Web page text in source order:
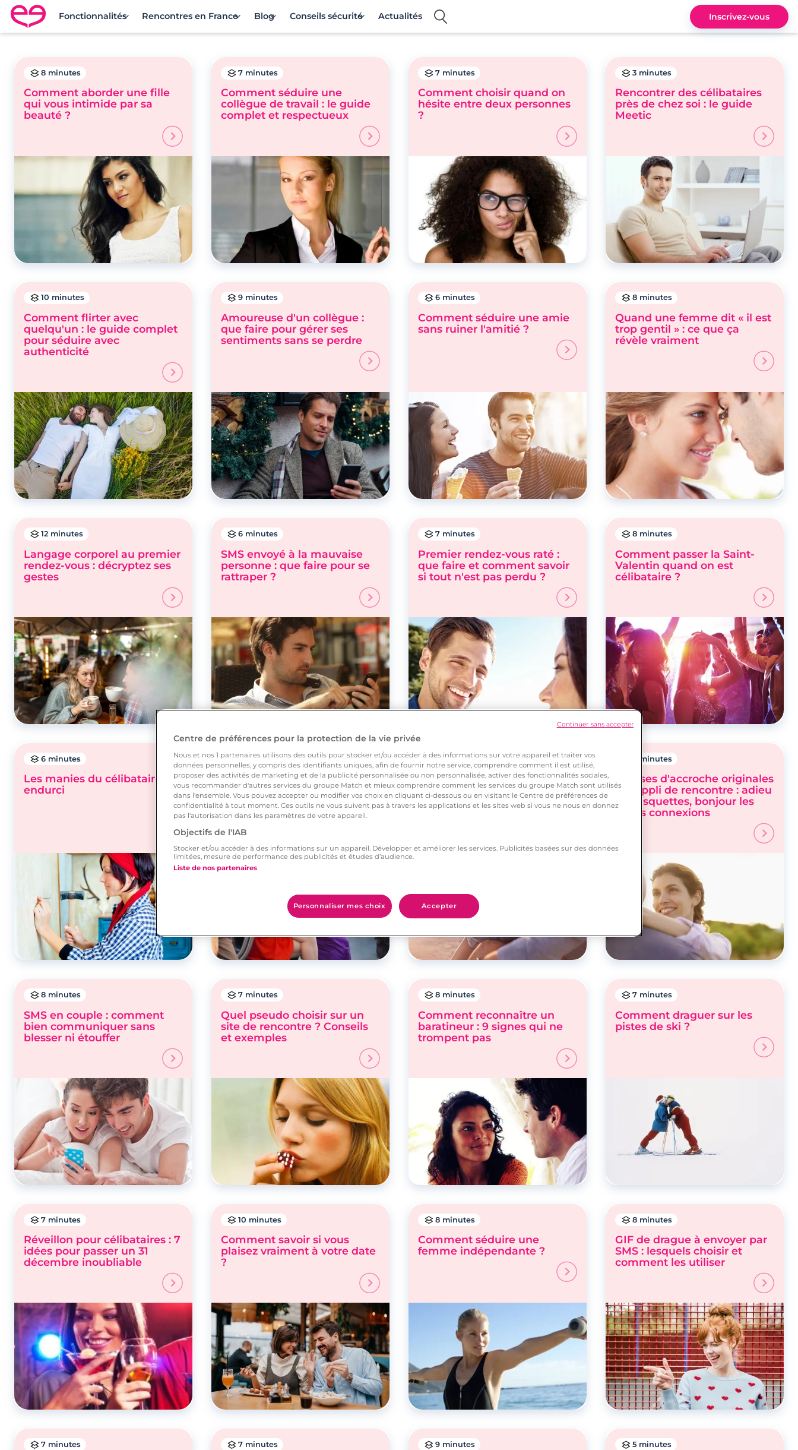
Rencontre en France avec Meetic
Fonctionnalités Rencontres en France Blog Conseils sécurité Actualités Inscrivez-vous
8 minutes
Comment aborder une fille
qui vous intimide par sa
beauté ?
7 minutes
Comment séduire une
collègue de travail : le guide
complet et respectueux
7 minutes
Comment choisir quand on
hésite entre deux personnes
?
3 minutes
Rencontrer des célibataires
près de chez soi : le guide
Meetic
10 minutes
Comment flirter avec
quelqu'un : le guide complet
pour séduire avec
authenticité
9 minutes
Amoureuse d'un collègue :
que faire pour gérer ses
sentiments sans se perdre
6 minutes
Comment séduire une amie
sans ruiner l'amitié ?
8 minutes
Quand une femme dit « il est
trop gentil » : ce que ça
révèle vraiment
12 minutes
Langage corporel au premier
rendez-vous : décryptez ses
gestes
6 minutes
SMS envoyé à la mauvaise
personne : que faire pour se
rattraper ?
7 minutes
Premier rendez-vous raté :
que faire et comment savoir
si tout n'est pas perdu ?
8 minutes
Comment passer la Saint-
Valentin quand on est
célibataire ?
6 minutes
Les manies du célibataire
endurci
8 minutes
Comment draguer dans le
métro : guide pratique et
respectueux
10 minutes
Comment faire une
déclaration d'amour réussie ?
8 minutes
Phrases d'accroche originales
sur appli de rencontre : adieu
les disquettes, bonjour les
vraies connexions
8 minutes
SMS en couple : comment
bien communiquer sans
blesser ni étouffer
7 minutes
Quel pseudo choisir sur un
site de rencontre ? Conseils
et exemples
8 minutes
Comment reconnaître un
baratineur : 9 signes qui ne
trompent pas
7 minutes
Comment draguer sur les
pistes de ski ?
7 minutes
Réveillon pour célibataires : 7
idées pour passer un 31
décembre inoubliable
10 minutes
Comment savoir si vous
plaisez vraiment à votre date
?
8 minutes
Comment séduire une
femme indépendante ?
8 minutes
GIF de drague à envoyer par
SMS : lesquels choisir et
comment les utiliser
7 minutes 7 minutes 9 minutes 5 minutes
Centre de préférences pour la protection de la vie privée
Nous et nos 1 partenaires utilisons des outils pour stocker et/ou accéder à des informations sur votre appareil et traiter vos
données personnelles, y compris des identifiants uniques, afin de fournir notre service, comprendre comment il est utilisé,
proposer des activités de marketing et de la publicité personnalisée ou non personnalisée, activer des fonctionnalités sociales,
vous recommander d'autres services du groupe Match et mieux comprendre comment les services du groupe Match sont utilisés
dans l'ensemble. Vous pouvez accepter ou modifier vos choix en cliquant ci-dessous ou en visitant le Centre de préférences de
confidentialité à tout moment. Ces outils ne vous suivent pas à travers les applications et les sites web si vous ne nous en donnez
pas l'autorisation dans les paramètres de votre appareil.
Objectifs de l'IAB
Stocker et/ou accéder à des informations sur un appareil. Développer et améliorer les services. Publicités basées sur des données
limitées, mesure de performance des publicités et études d’audience.
Liste de nos partenaires
Personnaliser mes choix Accepter
Continuer sans accepter